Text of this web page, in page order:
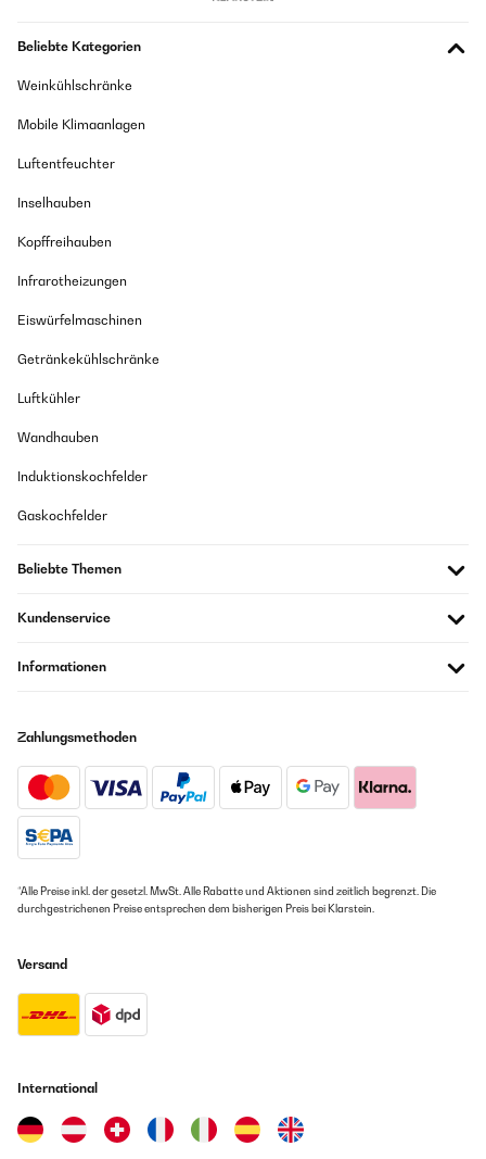
Beliebte Kategorien
Weinkühlschränke
Mobile Klimaanlagen
Luftentfeuchter
Inselhauben
Kopffreihauben
Infrarotheizungen
Eiswürfelmaschinen
Getränkekühlschränke
Luftkühler
Wandhauben
Induktionskochfelder
Gaskochfelder
Beliebte Themen
Kundenservice
Informationen
Zahlungsmethoden
*Alle Preise inkl. der gesetzl. MwSt. Alle Rabatte und Aktionen sind zeitlich begrenzt. Die
durchgestrichenen Preise entsprechen dem bisherigen Preis bei Klarstein.
Versand
International